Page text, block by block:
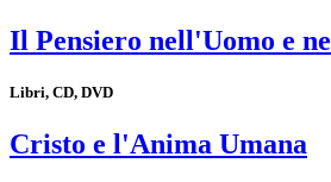
Il Pensiero nell'Uomo e
Libri, CD, DVD
Cristo e l'Anima Umana